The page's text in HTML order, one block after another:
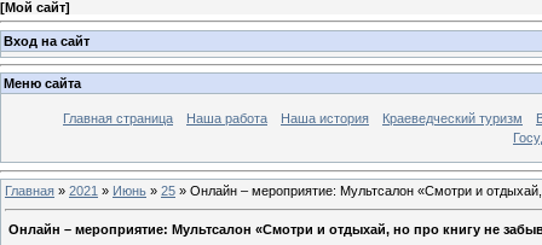
[Мой сайт]
Вход на сайт
Меню сайта
Главная страница Наша работа Наша история Краеведческий туризм
Главная » 2021 » Июнь » 25 » Онлайн – мероприятие: Мультсалон «Смотри и
Онлайн – мероприятие: Мультсалон «Смотри и отдыхай, но про книгу не